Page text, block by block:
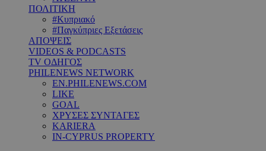
ΠΟΛΙΤΙΚΗ
#Κυπριακό
#Παγκύπριες Εξετάσεις
ΑΠΟΨΕΙΣ
VIDEOS & PODCASTS
TV ΟΔΗΓΟΣ
PHILENEWS NETWORK
EN.PHILENEWS.COM
LIKE
GOAL
ΧΡΥΣΕΣ ΣΥΝΤΑΓΕΣ
KARIERA
IN-CYPRUS PROPERTY